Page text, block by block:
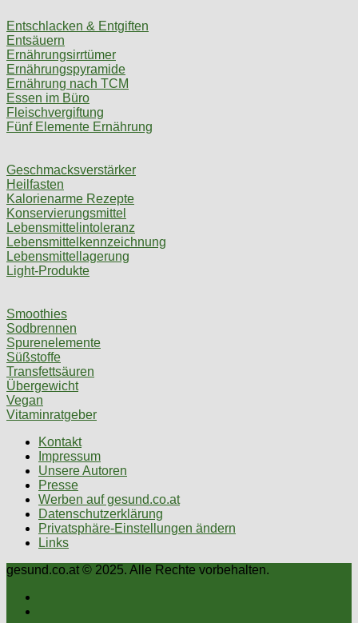
Entschlacken & Entgiften
Entsäuern
Ernährungsirrtümer
Ernährungspyramide
Ernährung nach TCM
Essen im Büro
Fleischvergiftung
Fünf Elemente Ernährung
Geschmacksverstärker
Heilfasten
Kalorienarme Rezepte
Konservierungsmittel
Lebensmittelintoleranz
Lebensmittelkennzeichnung
Lebensmittellagerung
Light-Produkte
Smoothies
Sodbrennen
Spurenelemente
Süßstoffe
Transfettsäuren
Übergewicht
Vegan
Vitaminratgeber
Kontakt
Impressum
Unsere Autoren
Presse
Werben auf gesund.co.at
Datenschutzerklärung
Privatsphäre-Einstellungen ändern
Links
gesund.co.at © 2025. Alle Rechte vorbehalten.